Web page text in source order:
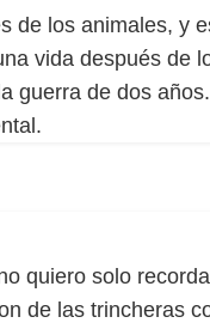
de los animales, y
vida después de
guerra de dos
quiero solo
de las trincheras